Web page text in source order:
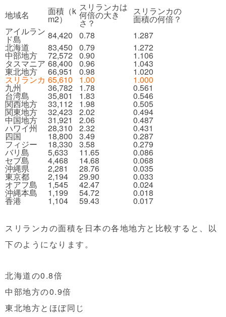
地域名 面積（k
m2）
スリランカは
何倍の大き
さ？
スリランカの
面積の何倍？
アイルラン
ド島 84,420 0.78
1.287
北海道
83,450 0.79 1.272
中部地方 72,572 0.90 1.106
タスマニア 68,400 0.96 1.043
東北地方 66,951 0.98 1.020
スリランカ 65,610 1.00 1.000
九州 36,782 1.78 0.561
台湾島 35,801 1.83 0.546
関西地方 33,112 1.98 0.505
関東地方 32,423 2.02 0.494
中国地方 31,921 2.06 0.487
ハワイ州 28,310 2.32 0.431
四国 18,800 3.49 0.287
フィジー 18,330 3.58 0.279
バリ島 5,633 11.65 0.086
セブ島 4,468 14.68 0.068
沖縄県 2,281 28.76 0.035
東京都 2,194 29.90 0.033
オアフ島 1,545 42.47 0.024
沖縄本島 1,199 54.72 0.018
香港 1,104 59.43 0.017
スリランカの面積を日本の各地地方と比較すると、以
下のようになります。
北海道の0.8倍
中部地方の0.9倍
東北地方とほぼ同じ